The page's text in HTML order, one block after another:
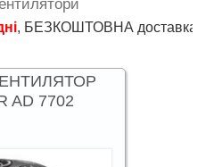
доставка в
AD 7702